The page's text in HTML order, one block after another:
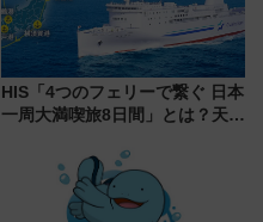
HIS「4つのフェリーで繋ぐ 日本
一周大満喫旅8日間」とは？天橋
の絶景＆限定グルメを網羅！煩
雑な手続きも不要でお手軽に楽
しめるプランが登場